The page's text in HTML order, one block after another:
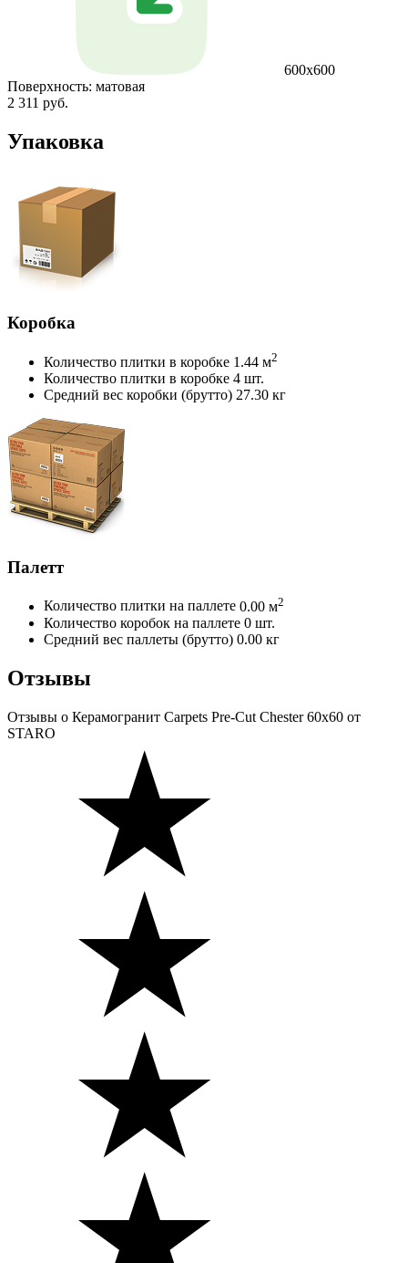
600x600
Поверхность: матовая
2 311 руб.
Упаковка
Коробка
Количество плитки в коробке 1.44 м2
Количество плитки в коробке 4 шт.
Средний вес коробки (брутто) 27.30 кг
Палетт
Количество плитки на паллете 0.00 м2
Количество коробок на паллете 0 шт.
Средний вес паллеты (брутто) 0.00 кг
Отзывы
Отзывы о Керамогранит Carpets Pre-Cut Chester 60x60 от
STARO